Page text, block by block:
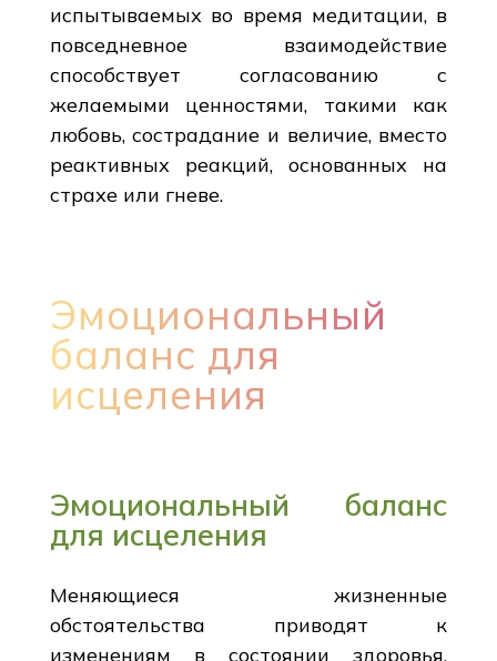
испытываемых во время медитации, в
повседневное взаимодействие
способствует согласованию с
желаемыми ценностями, такими как
любовь, сострадание и величие, вместо
реактивных реакций, основанных на
страхе или гневе.
Эмоциональный
баланс для
исцеления
Эмоциональный баланс
для исцеления
Меняющиеся жизненные
обстоятельства приводят к
изменениям в состоянии здоровья.